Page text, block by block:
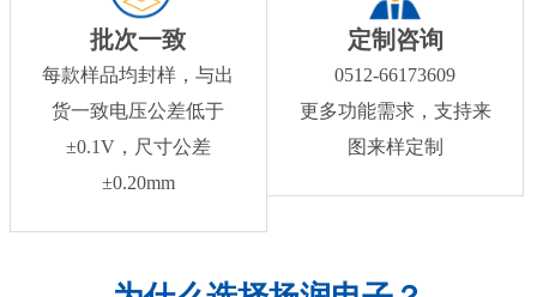
批次一致
每款样品均封样，与出
货一致电压公差低于
±0.1V，尺寸公差
±0.20mm
定制咨询
0512-66173609
更多功能需求，支持来
图来样定制